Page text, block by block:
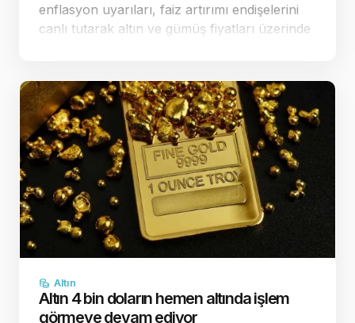
enflasyon uyarıları, faiz artırımı endişelerini
canlı tutarak altın ve gümüş fiyatları üzerinde
Altın
Altın 4 bin doların hemen altında işlem
görmeye devam ediyor